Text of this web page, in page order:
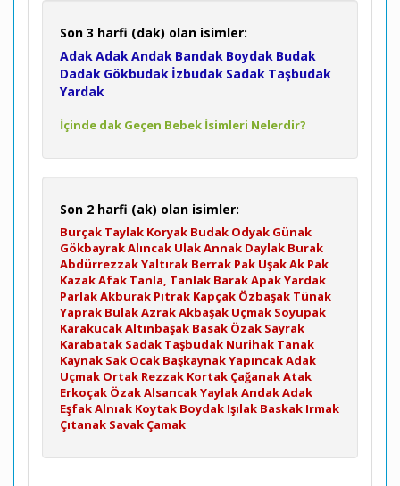
Son 3 harfi (dak) olan isimler:
AdakAdakAndak Bandak Boydak Budak
Dadak Gökbudak İzbudak Sadak Taşbudak
Yardak
İçinde dak Geçen Bebek İsimleri Nelerdir?
Son 2 harfi (ak) olan isimler:
Burçak Taylak Koryak Budak Odyak Günak
GökbayrakAlıncak UlakAnnak Daylak Burak
AbdürrezzakYaltırak Berrak Pak UşakAk Pak
KazakAfak Tanla, Tanlak BarakApakYardak
ParlakAkburak Pıtrak Kapçak Özbaşak Tünak
Yaprak BulakAzrakAkbaşak Uçmak Soyupak
KarakucakAltınbaşak Basak Özak Sayrak
Karabatak Sadak Taşbudak Nurihak Tanak
Kaynak Sak Ocak BaşkaynakYapıncakAdak
Uçmak Ortak Rezzak Kortak ÇağanakAtak
Erkoçak ÖzakAlsancakYaylakAndakAdak
EşfakAlnıak Koytak Boydak Işılak Baskak Irmak
Çıtanak Savak Çamak